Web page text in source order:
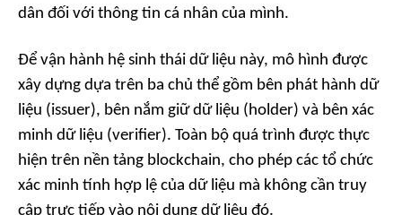
dân đối với thông tin cá nhân của mình.
Để vận hành hệ sinh thái dữ liệu này, mô hình được
xây dựng dựa trên ba chủ thể gồm bên phát hành dữ
liệu (issuer), bên nắm giữ dữ liệu (holder) và bên xác
minh dữ liệu (verifier). Toàn bộ quá trình được thực
hiện trên nền tảng blockchain, cho phép các tổ chức
xác minh tính hợp lệ của dữ liệu mà không cần truy
cập trực tiếp vào nội dung dữ liệu đó.